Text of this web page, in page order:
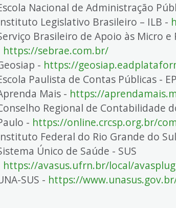
Nacional de Administração
Legislativo Brasileiro – ILB -
Brasileiro de Apoio às Micro e
https://sebrae.com.br/
- https://
Paulista de Contas Públicas -
Mais - https://
Regional de Contabilidade
- https://online.crcsp.org.br/
Federal do Rio Grande do
Único de Saúde - SUS
https://avasus.ufrn.br/local/
SUS - https://